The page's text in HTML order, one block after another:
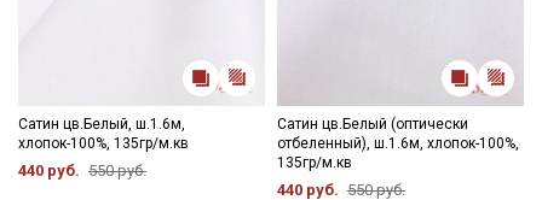
Сатин цв.Белый, ш.1.6м,
хлопок-100%, 135гр/м.кв
440 руб. 550 руб.
Сатин цв.Белый (оптически
отбеленный), ш.1.6м, хлопок-100%,
135гр/м.кв
440 руб. 550 руб.